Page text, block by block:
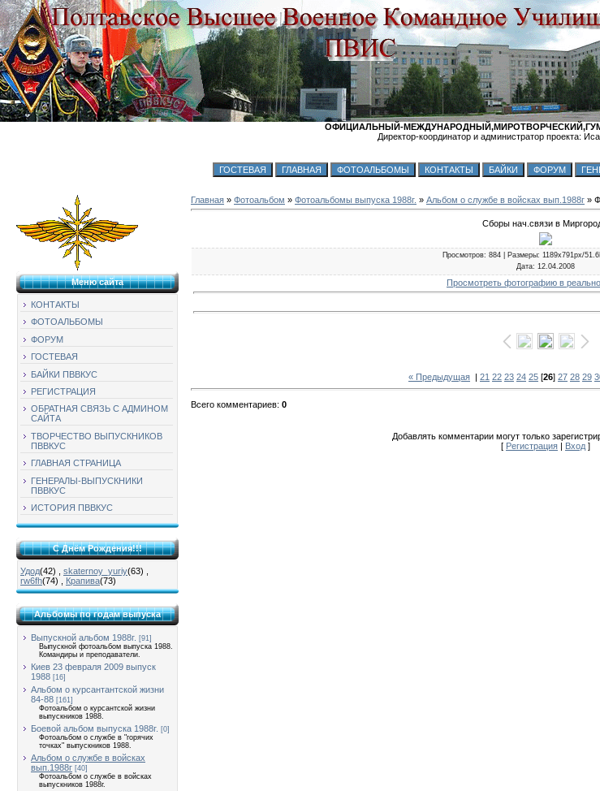
ОФИЦИАЛЬНЫЙ-
Директор-координатор и администратор проекта:
Меню сайта
КОНТАКТЫ
ФОТОАЛЬБОМЫ
ФОРУМ
ГОСТЕВАЯ
БАЙКИ ПВВКУС
РЕГИСТРАЦИЯ
ОБРАТНАЯ СВЯЗЬ С АДМИНОМ
САЙТА
ТВОРЧЕСТВО ВЫПУСКНИКОВ
ПВВКУС
ГЛАВНАЯ СТРАНИЦА
ГЕНЕРАЛЫ-ВЫПУСКНИКИ
ПВВКУС
ИСТОРИЯ ПВВКУС
С Днём Рождения!!!
Удод(42) skaternoy_yuriy(63)
rw6fh(74) Крапива(73)
Альбомы по годам выпуска
Выпускной альбом 1988г. [91]
Выпускной фотоальбом выпуска 1988.
Командиры и преподаватели.
Киев 23 февраля 2009 выпуск
1988 [16]
Альбом о курсантантской жизни
84-88 [161]
Фотоальбом о курсантской жизни
выпускников 1988.
Боевой альбом выпуска 1988г. [0]
Фотоальбом о службе в "горячих
точках" выпускников 1988.
Альбом о службе в войсках
вып.1988г [40]
Фотоальбом о службе в войсках
выпускников 1988г.
Главная » Фотоальбом » Фотоальбомы выпуска 1988г. » Альбом о службе в войсках вып.1988г »
Сборы нач.связи в
Просмотров: 884 | Размеры: 1189x791px/
Дата: 12.04.2008
Просмотреть фотографию в
« Предыдущая | 21 22 23 24 25 [26] 27 28 29
Всего комментариев: 0
Добавлять комментарии могут только
[ Регистрация Вход ]